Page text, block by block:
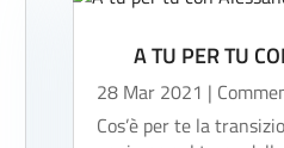
A TU PER TU
28 Mar 2021 |
Cos’è per te la